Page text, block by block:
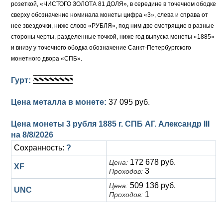
Ливонезы
Альбертусталер
Петр I (1682-1725)
Золото
Серебро
Медь
розеткой, «ЧИСТОГО ЗОЛОТА 81 ДОЛЯ», в середине в точечном ободке
сверху обозначение номинала монеты цифра «3», слева и справа от
нее звездочки, ниже слово «РУБЛЯ», под ним две смотрящие в разные
стороны черты, разделенные точкой, ниже год выпуска монеты «1885»
и внизу у точечного ободка обозначение Санкт-Петербургского
монетного двора «СПБ».
Гурт:
Цена металла в монете: 37 095 руб.
Цена монеты 3 рубля 1885 г. СПБ АГ. Александр III
на 8/8/2026
Сохранность: ?
XF Цена: 172 678 руб.
Проходов: 3
UNC Цена: 509 136 руб.
Проходов: 1